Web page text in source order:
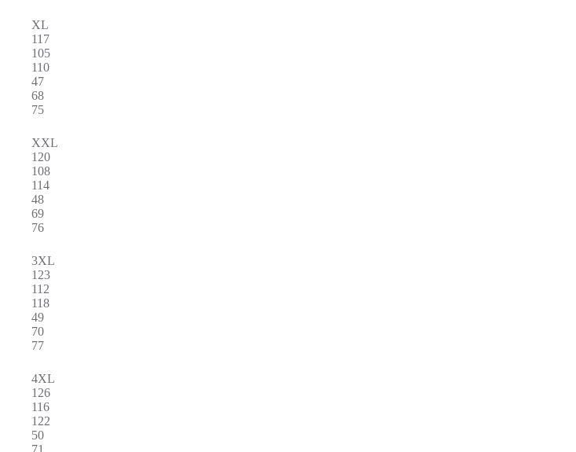
XL
117
105
110
47
68
75
XXL
120
108
114
48
69
76
3XL
123
112
118
49
70
77
4XL
126
116
122
50